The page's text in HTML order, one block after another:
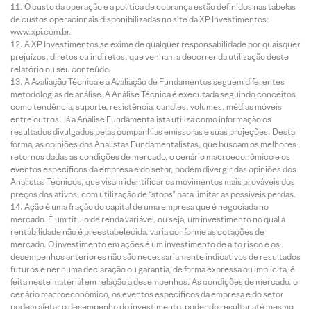
O custo da operação e a política de cobrança estão definidos nas tabelas
de custos operacionais disponibilizadas no site da XP Investimentos:
www.xpi.com.br.
A XP Investimentos se exime de qualquer responsabilidade por quaisquer
prejuízos, diretos ou indiretos, que venham a decorrer da utilização deste
relatório ou seu conteúdo.
A Avaliação Técnica e a Avaliação de Fundamentos seguem diferentes
metodologias de análise. A Análise Técnica é executada seguindo conceitos
como tendência, suporte, resistência, candles, volumes, médias móveis
entre outros. Já a Análise Fundamentalista utiliza como informação os
resultados divulgados pelas companhias emissoras e suas projeções. Desta
forma, as opiniões dos Analistas Fundamentalistas, que buscam os melhores
retornos dadas as condições de mercado, o cenário macroeconômico e os
eventos específicos da empresa e do setor, podem divergir das opiniões dos
Analistas Técnicos, que visam identificar os movimentos mais prováveis dos
preços dos ativos, com utilização de “stops” para limitar as possíveis perdas.
Ação é uma fração do capital de uma empresa que é negociada no
mercado. É um título de renda variável, ou seja, um investimento no qual a
rentabilidade não é preestabelecida, varia conforme as cotações de
mercado. O investimento em ações é um investimento de alto risco e os
desempenhos anteriores não são necessariamente indicativos de resultados
futuros e nenhuma declaração ou garantia, de forma expressa ou implícita, é
feita neste material em relação a desempenhos. As condições de mercado, o
cenário macroeconômico, os eventos específicos da empresa e do setor
podem afetar o desempenho do investimento, podendo resultar até mesmo